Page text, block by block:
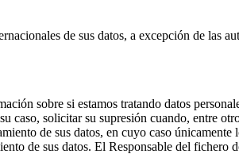
de sus datos, a excepción de las
sobre si estamos tratando datos
caso, solicitar su supresión cuando, entre
de sus datos, en cuyo caso
de sus datos. El Responsable del